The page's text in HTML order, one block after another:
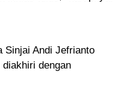
Sinjai Andi Jefrianto
dengan